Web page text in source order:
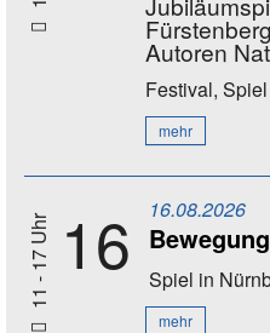
Autoren
Festival, Spiel
mehr
11 - 17 Uhr 16 16.08.2026
Spiel in
mehr